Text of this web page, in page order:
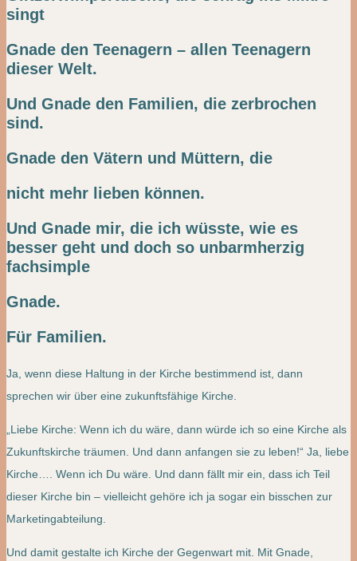
singt
Gnade den Teenagern – allen Teenagern
dieser Welt.
Und Gnade den Familien, die zerbrochen
sind.
Gnade den Vätern und Müttern, die
nicht mehr lieben können.
Und Gnade mir, die ich wüsste, wie es
besser geht und doch so unbarmherzig
fachsimple
Gnade.
Für Familien.
Ja, wenn diese Haltung in der Kirche bestimmend ist, dann
sprechen wir über eine zukunftsfähige Kirche.
„Liebe Kirche: Wenn ich du wäre, dann würde ich so eine Kirche als
Zukunftskirche träumen. Und dann anfangen sie zu leben!“ Ja, liebe
Kirche…. Wenn ich Du wäre. Und dann fällt mir ein, dass ich Teil
dieser Kirche bin – vielleicht gehöre ich ja sogar ein bisschen zur
Marketingabteilung.
Und damit gestalte ich Kirche der Gegenwart mit. Mit Gnade,